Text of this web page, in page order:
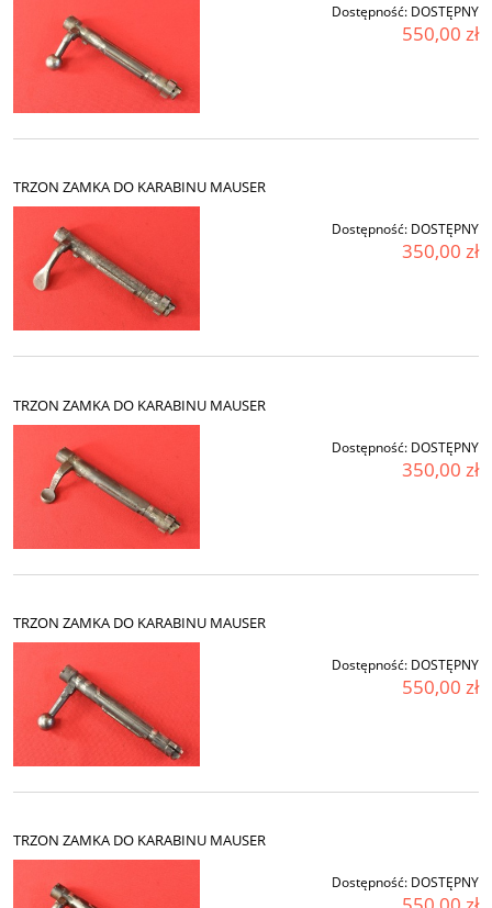
Dostępność: DOSTĘPNY
550,00 zł
TRZON ZAMKA DO KARABINU MAUSER
Dostępność: DOSTĘPNY
350,00 zł
TRZON ZAMKA DO KARABINU MAUSER
Dostępność: DOSTĘPNY
350,00 zł
TRZON ZAMKA DO KARABINU MAUSER
Dostępność: DOSTĘPNY
550,00 zł
TRZON ZAMKA DO KARABINU MAUSER
Dostępność: DOSTĘPNY